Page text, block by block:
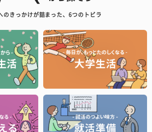
のきっかけが詰まった、6つのトビラ